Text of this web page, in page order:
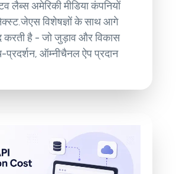
लैब्स अमेरिकी मीडिया कंपनियों
विशेषज्ञों के साथ आगे
करती है - जो जुड़ाव और विकास
प्रदर्शन, ऑम्नीचैनल ऐप प्रदान